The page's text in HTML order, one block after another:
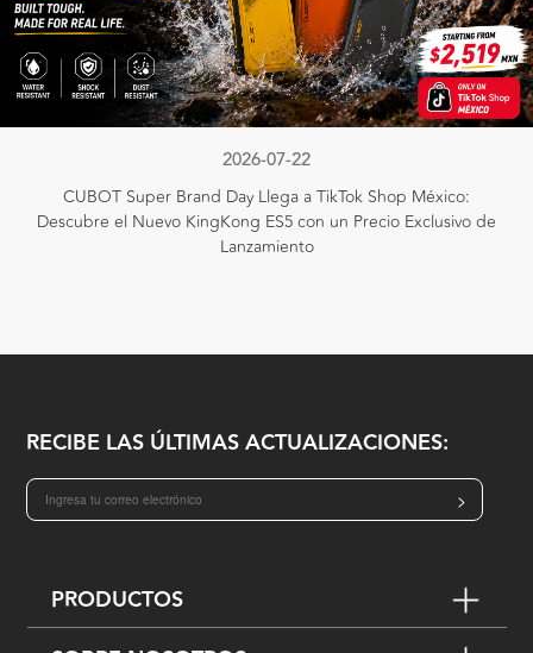
2026-07-22
CUBOT Super Brand Day Llega a TikTok Shop México:
Descubre el Nuevo KingKong ES5 con un Precio Exclusivo de
Lanzamiento
RECIBE LAS ÚLTIMAS ACTUALIZACIONES:
>
PRODUCTOS